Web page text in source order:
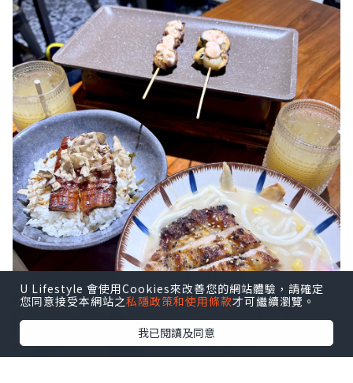
U Lifestyle 會使用Cookies來改善您的網站體驗，請確定
您同意接受本網站之私隱政策和使用條款才可繼續瀏覽。
我已閱讀及同意